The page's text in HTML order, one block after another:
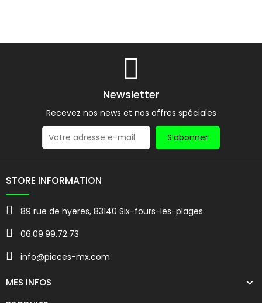
Newsletter
Recevez nos news et nos offres spéciales
S’abonner
STORE INFORMATION
89 rue de hyeres, 83140 Six-fours-les-plages
06.09.99.72.73
info@pieces-mx.com
MES INFOS